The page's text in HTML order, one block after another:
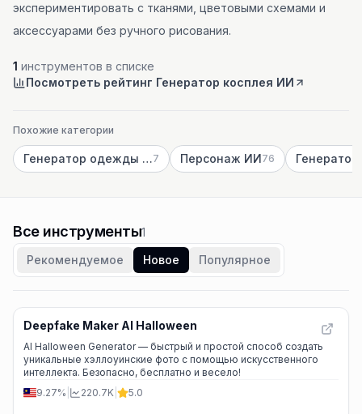
экспериментировать с тканями, цветовыми схемами и
аксессуарами без ручного рисования.
1 инструментов в списке
Посмотреть рейтинг Генератор косплея ИИ
Похожие категории
Генератор одежды ИИ7 Персонаж ИИ76
Все инструменты1
Рекомендуемое
Новое Популярное
Deepfake Maker AI Halloween
AI Halloween Generator — быстрый и простой способ создать
уникальные хэллоуинские фото с помощью искусственного
интеллекта. Безопасно, бесплатно и весело!
9.27%
220.7K 5.0